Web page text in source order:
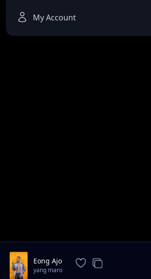
My Account
Eong Ajo
yang maro